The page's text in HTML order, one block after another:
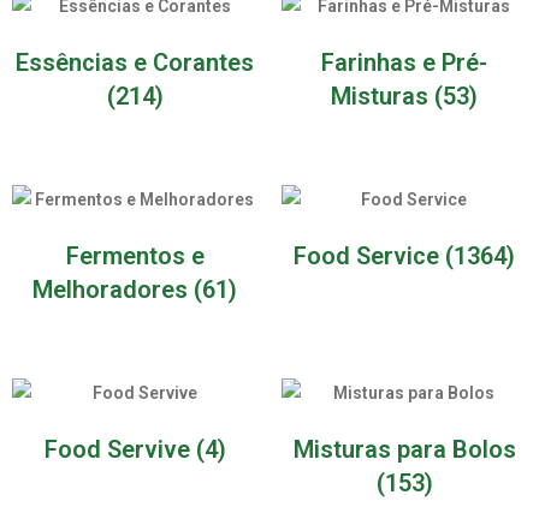
Essências e Corantes
(214)
Farinhas e Pré-
Misturas (53)
Fermentos e
Melhoradores (61)
Food Service (1364)
Food Servive (4)
Misturas para Bolos
(153)